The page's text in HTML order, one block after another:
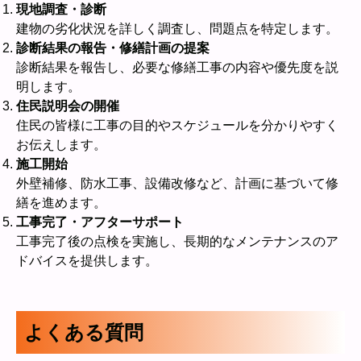
現地調査・診断
建物の劣化状況を詳しく調査し、問題点を特定します。
診断結果の報告・修繕計画の提案
診断結果を報告し、必要な修繕工事の内容や優先度を説
明します。
住民説明会の開催
住民の皆様に工事の目的やスケジュールを分かりやすく
お伝えします。
施工開始
外壁補修、防水工事、設備改修など、計画に基づいて修
繕を進めます。
工事完了・アフターサポート
工事完了後の点検を実施し、長期的なメンテナンスのア
ドバイスを提供します。
よくある質問